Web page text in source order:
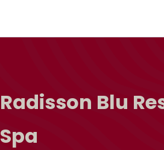
Radisson Blu
Spa